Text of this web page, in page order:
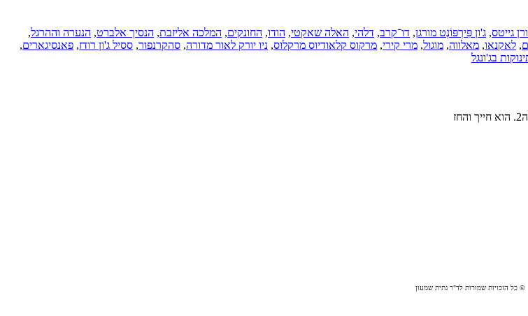
גייטס, ג'ון פִּירְפּוֹנְט מורגן, דו־קרב, דלהי, האלה שאקטי, הודו, החונקים, המלכה אליזבת, הנסיך אלברט, הנערה וההרגל,
, לאקנאו, מאלווה, מוגול, מרי קירי, מרקוס קלאודיוס מרקלוס, ניו יורק לאור מדורה, סהקרנפור, ססיל ג'ון רודז, פאנסיגארים,
בג'ונגל
© כל הזכויות שמורות לד"ר גתית שמעון